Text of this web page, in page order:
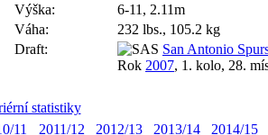
Výška:
6-11, 2.11m
Váha:
232 lbs., 105.2 kg
Draft:
San Antonio
Rok 2007, 1. kolo, 28.
statistiky
11 2011/12 2012/13 2013/14 2014/15